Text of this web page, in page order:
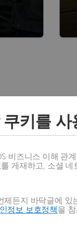
엔지니어
운 프로세스, 혁신
키를
비즈니스 이해 관
게재하고, 소셜
제든지 바닥글에
정보 보호정책을 참